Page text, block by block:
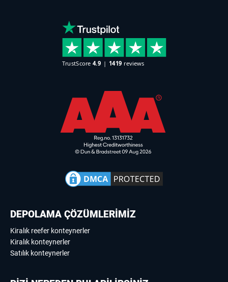
DEPOLAMA ÇÖZÜMLERİMİZ
Kiralık reefer konteynerler
Kiralık konteynerler
Satılık konteynerler